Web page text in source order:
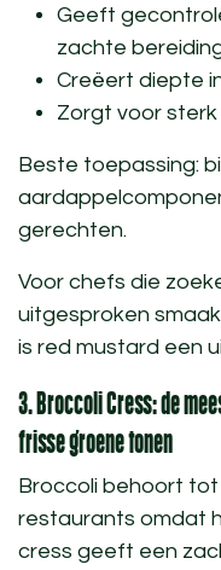
Geeft
zachte
Creëert diepte
Zorgt voor
Beste toepassing:
gerechten.
Voor chefs die
uitgesproken
is red mustard een
3. Broccoli Cress: de
frisse groene tonen
Broccoli behoort
restaurants omdat
cress geeft een